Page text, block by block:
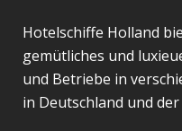
Hotelschiffe Holland
gemütliches und
und Betriebe in
in Deutschland und